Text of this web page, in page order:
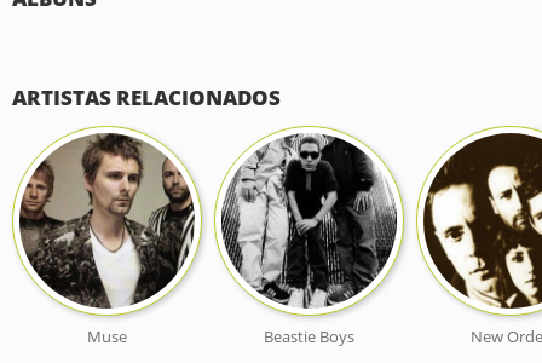
ARTISTAS RELACIONADOS
Muse Beastie Boys New